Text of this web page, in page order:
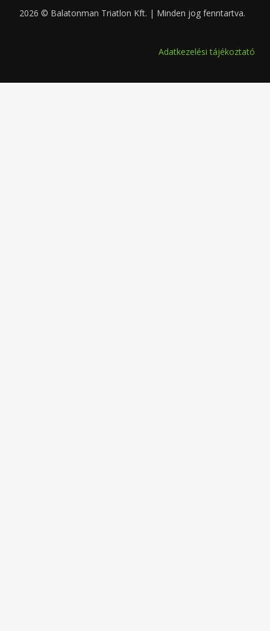
2026 © Balatonman Triatlon Kft. | Minden jog fenntartva.
Adatkezelési tájékoztató